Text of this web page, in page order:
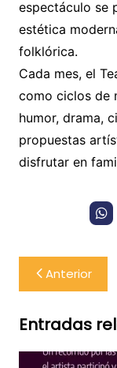
espectáculo se
estética
folklórica.
Cada mes, el
como ciclos de
humor, drama,
propuestas
disfrutar en
de
entradas
Anterior
Entradas